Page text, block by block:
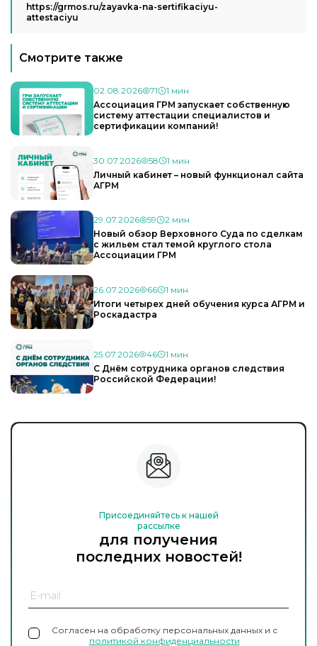
https://grmos.ru/zayavka-na-sertifikaciyu-
attestaciyu
Смотрите также
02.08.2026 71
1 мин
Ассоциация ГРМ запускает собственную
систему аттестации специалистов и
сертификации компаний!
30.07.2026 58
1 мин
Личный кабинет – новый функционал сайта
АГРМ
29.07.2026 59
2 мин
Новый обзор Верховного Суда по сделкам
с жильем стал темой круглого стола
Ассоциации ГРМ
26.07.2026 66
1 мин
Итоги четырех дней обучения курса АГРМ и
Роскадастра
25.07.2026 46
1 мин
С Днём сотрудника органов следствия
Российской Федерации!
Присоединяйтесь к нашей
рассылке
для получения
последних новостей!
Согласен на обработку персональных данных и с
политикой конфиденциальности